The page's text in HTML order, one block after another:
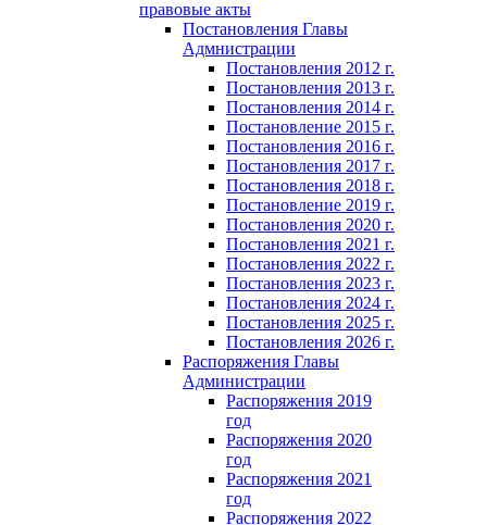
правовые акты
Постановления Главы
Адмнистрации
Постановления 2012 г.
Постановления 2013 г.
Постановления 2014 г.
Постановление 2015 г.
Постановления 2016 г.
Постановления 2017 г.
Постановления 2018 г.
Постановление 2019 г.
Постановления 2020 г.
Постановления 2021 г.
Постановления 2022 г.
Постановления 2023 г.
Постановления 2024 г.
Постановления 2025 г.
Постановления 2026 г.
Распоряжения Главы
Администрации
Распоряжения 2019
год
Распоряжения 2020
год
Распоряжения 2021
год
Распоряжения 2022